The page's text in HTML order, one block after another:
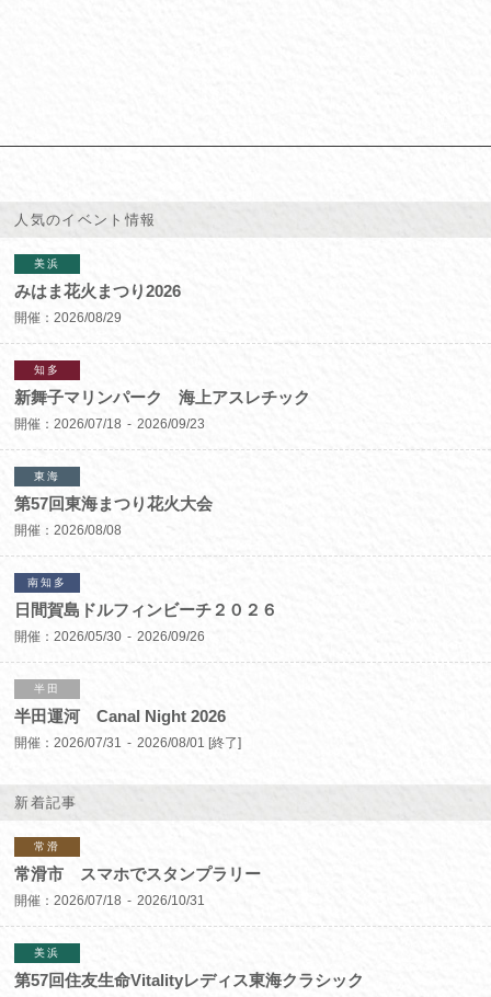
人気のイベント情報
美浜
みはま花火まつり2026
開催：2026/08/29
知多
新舞子マリンパーク 海上アスレチック
開催：2026/07/18 2026/09/23
東海
第57回東海まつり花火大会
開催：2026/08/08
南知多
日間賀島ドルフィンビーチ２０２６
開催：2026/05/30 2026/09/26
半田
半田運河 Canal Night 2026
開催：2026/07/31 2026/08/01 [終了]
新着記事
常滑
常滑市 スマホでスタンプラリー
開催：2026/07/18 2026/10/31
美浜
第57回住友生命Vitalityレディス東海クラシック